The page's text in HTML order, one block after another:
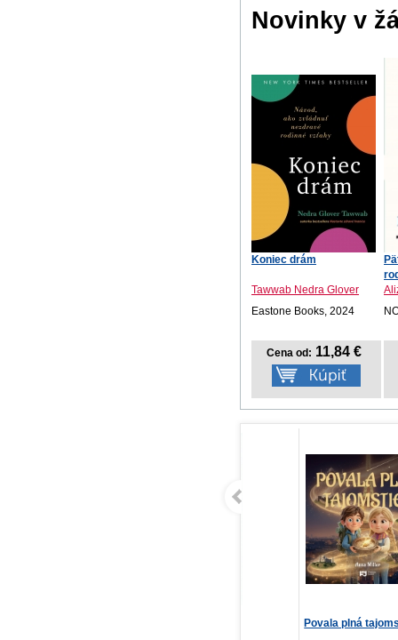
Novinky v
Koniec drám
Tawwab Nedra Glover
Eastone Books, 2024
Cena od: 11,84 €
Povala plná tajomstiev